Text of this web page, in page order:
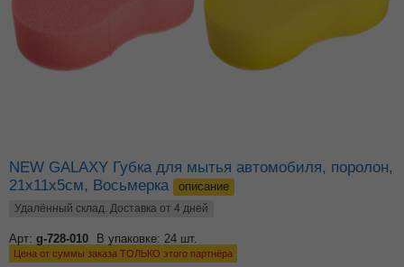
NEW GALAXY Губка для мытья автомобиля, поролон,
21х11х5см, Восьмерка
описание
Удалённый склад. Доставка от 4 дней
Арт: g-728-010 В упаковке: 24 шт.
Цена от суммы заказа ТОЛЬКО этого партнёра